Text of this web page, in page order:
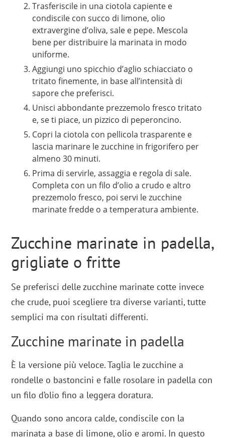
Trasferiscile in una ciotola capiente e
condiscile con succo di limone, olio
extravergine d’oliva, sale e pepe. Mescola
bene per distribuire la marinata in modo
uniforme.
Aggiungi uno spicchio d’aglio schiacciato o
tritato finemente, in base all’intensità di
sapore che preferisci.
Unisci abbondante prezzemolo fresco tritato
e, se ti piace, un pizzico di peperoncino.
Copri la ciotola con pellicola trasparente e
lascia marinare le zucchine in frigorifero per
almeno 30 minuti.
Prima di servirle, assaggia e regola di sale.
Completa con un filo d’olio a crudo e altro
prezzemolo fresco, poi servi le zucchine
marinate fredde o a temperatura ambiente.
Zucchine marinate in padella,
grigliate o fritte
Se preferisci delle zucchine marinate cotte invece
che crude, puoi scegliere tra diverse varianti, tutte
semplici ma con risultati differenti.
Zucchine marinate in padella
È la versione più veloce. Taglia le zucchine a
rondelle o bastoncini e falle rosolare in padella con
un filo d’olio fino a leggera doratura.
Quando sono ancora calde, condiscile con la
marinata a base di limone, olio e aromi. In questo